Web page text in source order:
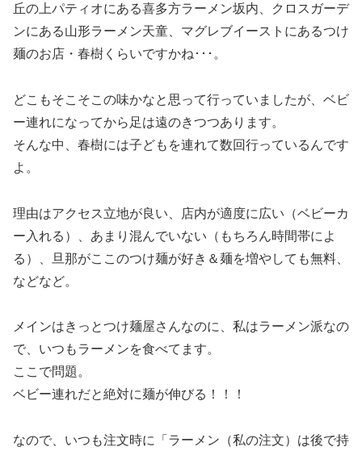
丘の上パティオにある喜多方ラーメン坂内、クロスガーデ
ンにある山形ラーメン天童、マグレブイーストにあるつけ
麺のお店・春樹くらいですかね･･･。
どこもそこそこの味かなと思って行っていましたが、ベビ
ー連れになってから足は遠のきつつあります。
そんな中、春樹には子どもを連れて数回行っているんです
よ。
理由はアクセス立地が良い、店内が適度に広い（ベビーカ
ー入れる）、あまり混んでいない（もちろん時間帯によ
る）、旦那がここのつけ麺が好き＆麺を増やしても無料、
などなど。
メインはきっとつけ麺屋さんなのに、私はラーメン派なの
で、いつもラーメンを食べてます。
ここで問題。
ベビー連れだと絶対に麺が伸びる！！！
なので、いつも注文時に「ラーメン（私の注文）は後で持